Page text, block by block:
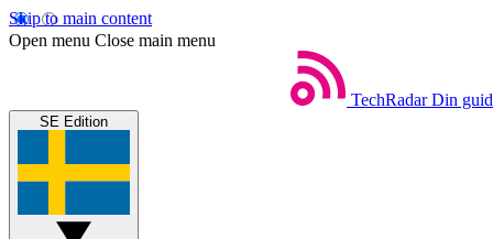
Skip to main content
Open menu Close main menu
TechRadar Din
SE Edition